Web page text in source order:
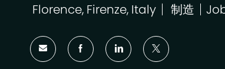
置
Florence, Firenze, Italy
类
别
制造